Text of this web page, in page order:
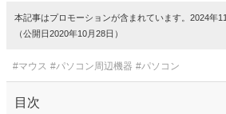
本記事はプロモーションが含まれています。2024年
（公開日2020年10月28日）
#マウス #パソコン周辺機器 #パソコン
目次